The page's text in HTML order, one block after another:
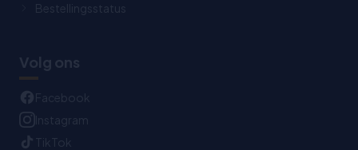
Bestellingsstatus
Volg ons
Facebook
Instagram
TikTok